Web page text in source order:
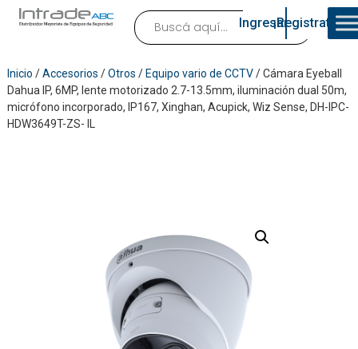
Ingresar¡Registrate!
Inicio /Accesorios /Otros / Equipo vario de CCTV/ Cámara Eyeball
Dahua IP, 6MP, lente motorizado 2.7-13.5mm, iluminación dual 50m,
micrófono incorporado, IP167, Xinghan, Acupick, Wiz Sense, DH-IPC-
HDW3649T-ZS- IL